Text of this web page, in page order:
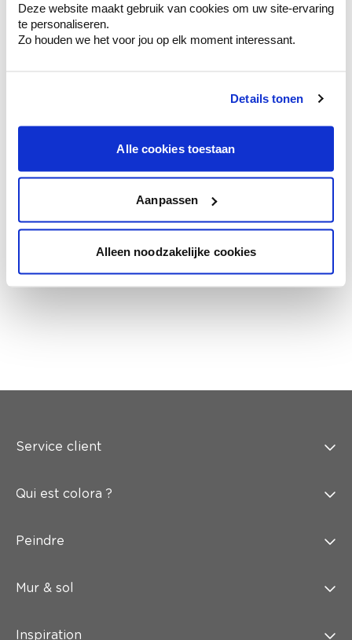
Deze website maakt gebruik van cookies om uw site-ervaring
te personaliseren.
Zo houden we het voor jou op elk moment interessant.
Details tonen
Alle cookies toestaan
Aanpassen
Alleen noodzakelijke cookies
Obtenez des conseils personnalisés sur la
combinaison de couleurs.
Conseil couleur à domicile
en couleur.
l'éclairage et de votre mobilier.
Obtenez un contrôle technologique de vos
Service client
Qui est colora ?
Peindre
Mur & sol
Inspiration